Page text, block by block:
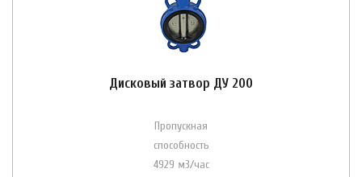
Дисковый затвор ДУ 200
Пропускная
способность
4929 м3/час